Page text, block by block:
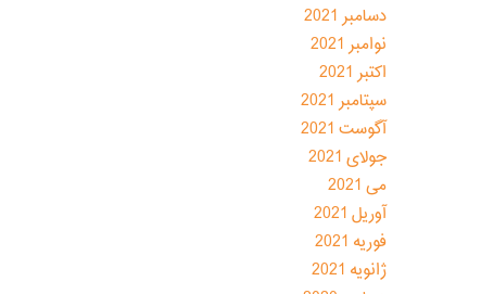
دسامبر 2021
نوامبر 2021
اکتبر 2021
سپتامبر 2021
آگوست 2021
جولای 2021
می 2021
آوریل 2021
فوریه 2021
ژانویه 2021